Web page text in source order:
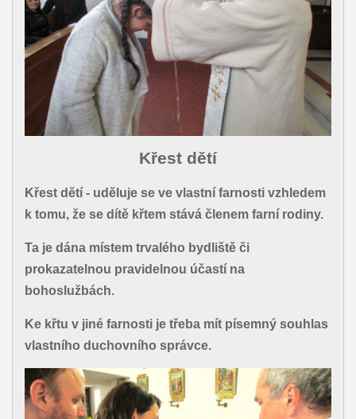
Křest dětí
Křest dětí - uděluje se ve vlastní farnosti vzhledem
k tomu, že se dítě křtem stává členem farní rodiny.
Ta je dána místem trvalého bydliště či
prokazatelnou pravidelnou účastí na
bohoslužbách.
Ke křtu v jiné farnosti je třeba mít písemný souhlas
vlastního duchovního správce.